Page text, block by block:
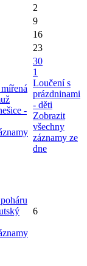
2
9
16
23
-
30
1
Loučení s
prázdninami
- děti
Zobrazit
všechny
záznamy ze
dne
6